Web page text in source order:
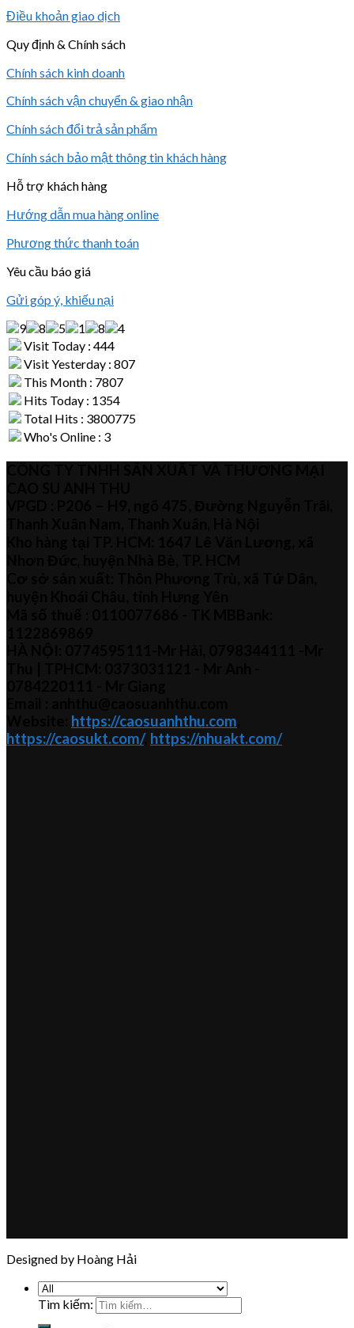
Điều khoản giao dịch
Quy định & Chính sách
Chính sách kinh doanh
Chính sách vận chuyển & giao nhận
Chính sách đổi trả sản phẩm
Chính sách bảo mật thông tin khách hàng
Hỗ trợ khách hàng
Hướng dẫn mua hàng online
Phương thức thanh toán
Yêu cầu báo giá
Gửi góp ý, khiếu nại
Visit Today : 444
Visit Yesterday : 807
This Month : 7807
Hits Today : 1354
Total Hits : 3800775
Who's Online : 3
https://caosuanhthu.com
https://caosukt.com/, https://nhuakt.com/
Designed by Hoàng Hải
Tìm kiếm: